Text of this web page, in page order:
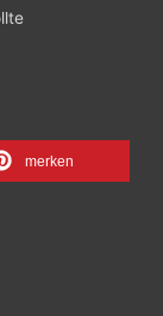
merken